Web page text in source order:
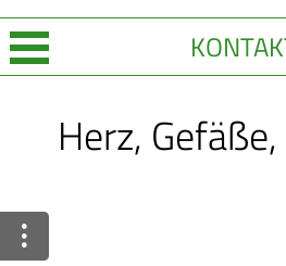
Leistungen
Ratgeber
Herz,